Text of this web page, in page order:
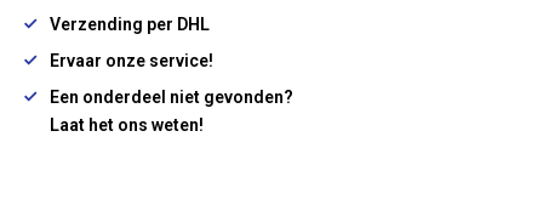
Verzending per DHL
Ervaar onze service!
Een onderdeel niet gevonden?
Laat het ons weten!